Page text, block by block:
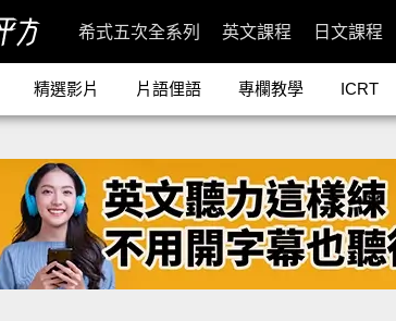
希式五次全系列 英文課程 日文課程
精選影片 片語俚語 專欄教學 ICRT